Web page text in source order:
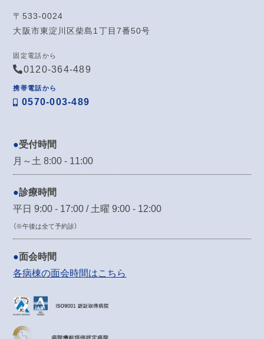
〒533-0024
大阪市東淀川区柴島1丁目7番50号
固定電話から
0120-364-489
携帯電話から
0570-003-489
受付時間
月～土 8:00 - 11:00
診療時間
平日 9:00 - 17:00 / 土曜 9:00 - 12:00
（※午後は全て予約診）
面会時間
各病棟の面会時間はこちら